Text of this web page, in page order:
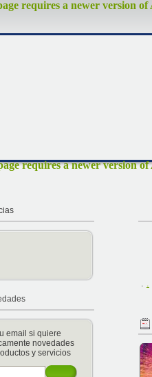
requires a newer version of
requires a newer version
email si quiere
novedades
y servicios
. .